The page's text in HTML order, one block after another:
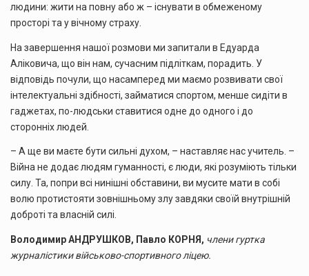
людини: жити на повну або ж – існувати в обмеженому
просторі та у вічному страху.
На завершення нашої розмови ми запитали в Едуарда
Аліковича, що він нам, сучасним підліткам, порадить. У
відповідь почули, що насамперед ми маємо розвивати свої
інтелектуальні здібності, займатися спортом, менше сидіти в
гаджетах, по-людськи ставитися одне до одного і до
сторонніх людей.
– А ще ви маєте бути сильні духом, – наставляє нас учитель. –
Війна не додає людям гуманності, є люди, які розуміють тільки
силу. Та, попри всі нинішні обставини, ви мусите мати в собі
волю протистояти зовнішньому злу завдяки своїй внутрішній
доброті та власній силі.
Володимир АНДРУШКОВ, Павло КОРНЯ, члени гуртка
журналістики військово-спортивного ліцею.